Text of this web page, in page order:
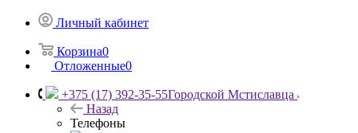
Личный кабинет
Корзина0
Отложенные0
+375 (17) 392-35-55Городской Мстиславца
Назад
Телефоны